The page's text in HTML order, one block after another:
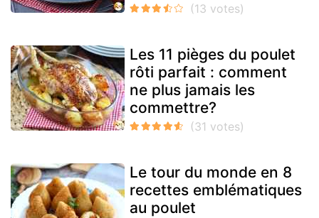
Les 11 pièges du poulet
rôti parfait : comment
ne plus jamais les
commettre?
Le tour du monde en 8
recettes emblématiques
au poulet